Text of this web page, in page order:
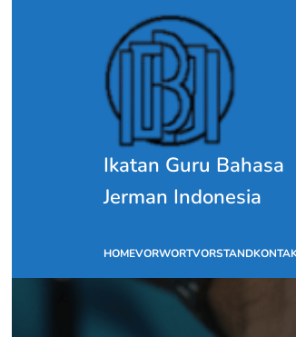
Ikatan Guru Bahasa
Jerman Indonesia
HOMEVORWORTVORSTAND